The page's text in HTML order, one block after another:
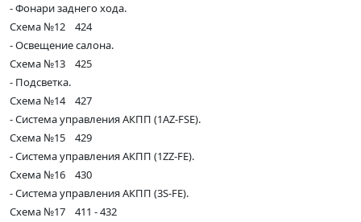
- Фонари заднего хода.
Схема №12 424
- Освещение салона.
Схема №13 425
- Подсветка.
Схема №14 427
- Система управления АКПП (1AZ-FSE).
Схема №15 429
- Система управления АКПП (1ZZ-FE).
Схема №16 430
- Система управления АКПП (3S-FE).
Схема №17 411 - 432